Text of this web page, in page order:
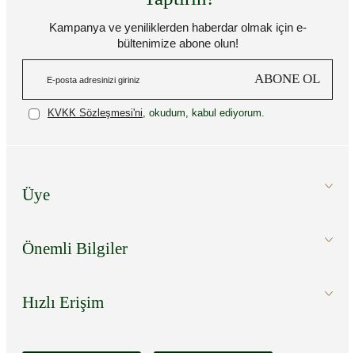
Kampanya ve yeniliklerden haberdar olmak için e-
bültenimize abone olun!
ABONE OL
KVKK Sözleşmesi'ni , okudum, kabul ediyorum.
Üye
Önemli Bilgiler
Hızlı Erişim